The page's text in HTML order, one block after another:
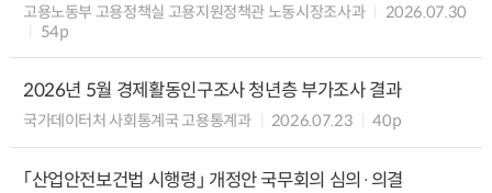
고용노동부 고용정책실 고용지원정책관 노동시장조사과
2026.07.30
54p
2026년 5월 경제활동인구조사 청년층 부가조사 결과
국가데이터처 사회통계국 고용통계과 2026.07.23 40p
「산업안전보건법 시행령」 개정안 국무회의 심의·의결